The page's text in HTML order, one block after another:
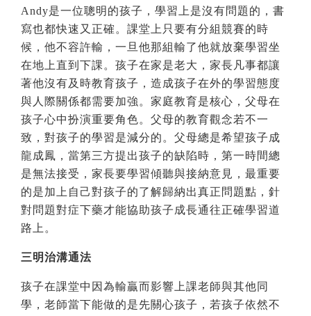
Andy是一位聰明的孩子 ， 學習上是沒有問題的 ， 書
寫也都快速又正確 。 課堂上只要有分組競賽的時
候 ， 他不容許輸 ， 一旦他那組輸了他就放棄學習坐
在地上直到下課 。 孩子在家是老大 ，家長 凡事都讓
著他沒有及時教育孩子 ， 造成孩子在外的學習態度
與人際關係都需要加強 。 家庭教育是核心 ，父母在
孩子心中扮演重要角色。 父母的教育觀念若不一
致 ， 對孩子的學習是減分的 。父母總是希望孩子成
龍成鳳，當第三方提出孩子的缺陷時，第一時間總
是無法接受，家長要學習傾聽與接納意見，最重要
的是加上自己對孩子的了解歸納出真正問題點，針
對問題對症下藥才能協助孩子成長通往正確學習道
路上。
三明治溝通法
孩子在課堂中因為輸贏而影響上課老師與其他同
學 ， 老師當下能做的是先關心孩子 ， 若孩子依然不